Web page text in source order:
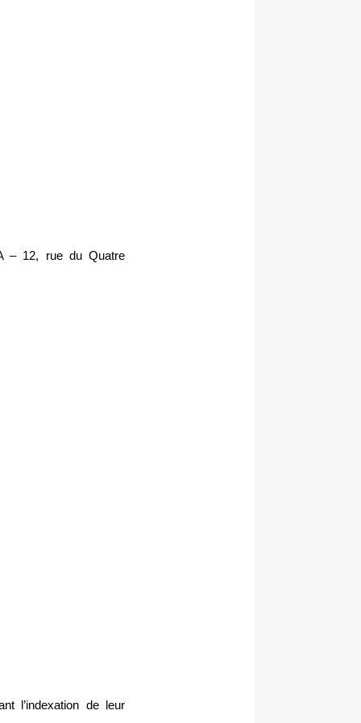
– 12, rue du Quatre
l’indexation de leur